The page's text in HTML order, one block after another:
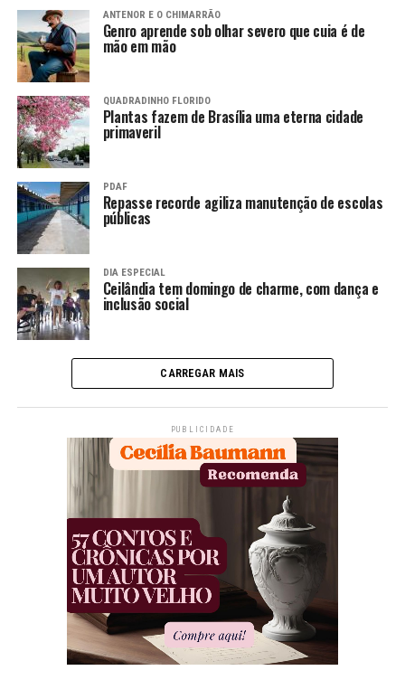
ANTENOR E O CHIMARRÃO
Genro aprende sob olhar severo que cuia é de
mão em mão
QUADRADINHO FLORIDO
Plantas fazem de Brasília uma eterna cidade
primaveril
PDAF
Repasse recorde agiliza manutenção de escolas
públicas
DIA ESPECIAL
Ceilândia tem domingo de charme, com dança e
inclusão social
CARREGAR MAIS
PUBLICIDADE